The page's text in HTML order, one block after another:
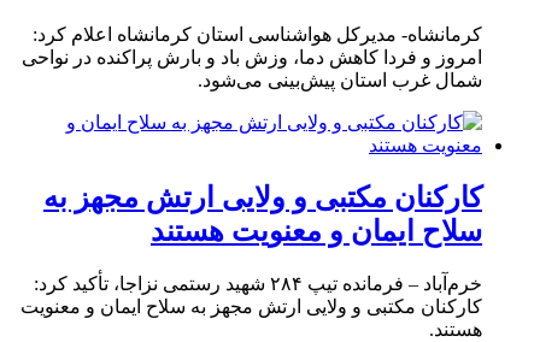
کرمانشاه- مدیرکل هواشناسی استان کرمانشاه اعلام کرد:
امروز و فردا کاهش دما، وزش باد و بارش پراکنده در نواحی
شمال غرب استان پیش‌بینی می‌شود.
کارکنان مکتبی و ولایی ارتش مجهز به
سلاح ایمان و معنویت هستند
خرم‌آباد – فرمانده تیپ ۲۸۴ شهید رستمی نزاجا، تأکید کرد:
کارکنان مکتبی و ولایی ارتش مجهز به سلاح ایمان و معنویت
هستند.